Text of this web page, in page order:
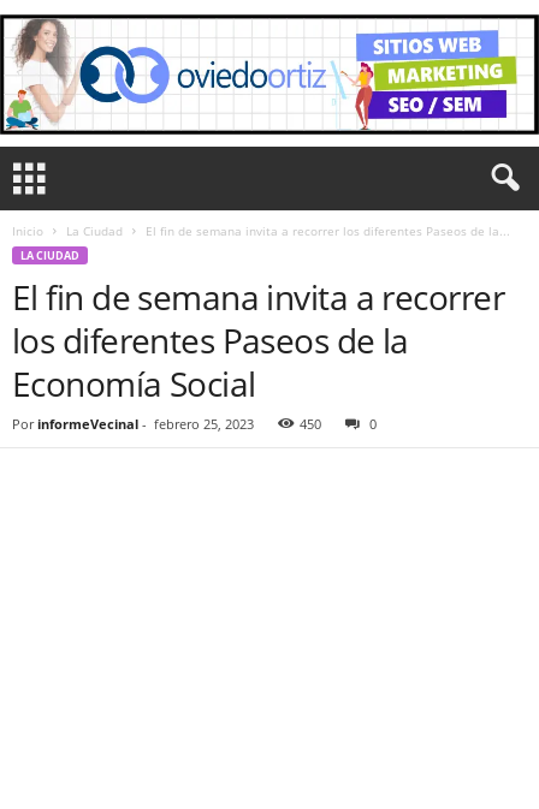
Inicio La Ciudad El fin de semana invita a recorrer los diferentes Paseos de la...
LA CIUDAD
El fin de semana invita a recorrer
los diferentes Paseos de la
Economía Social
Por informeVecinal - febrero 25, 2023 450 0